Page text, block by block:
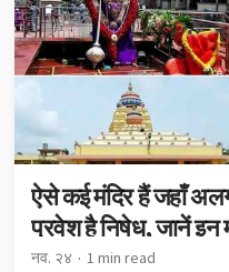
ऐसे कई मंदिर हैं जहाँ
प्रवेश है निषेध, जानें इन
नव. २४ 1 min read